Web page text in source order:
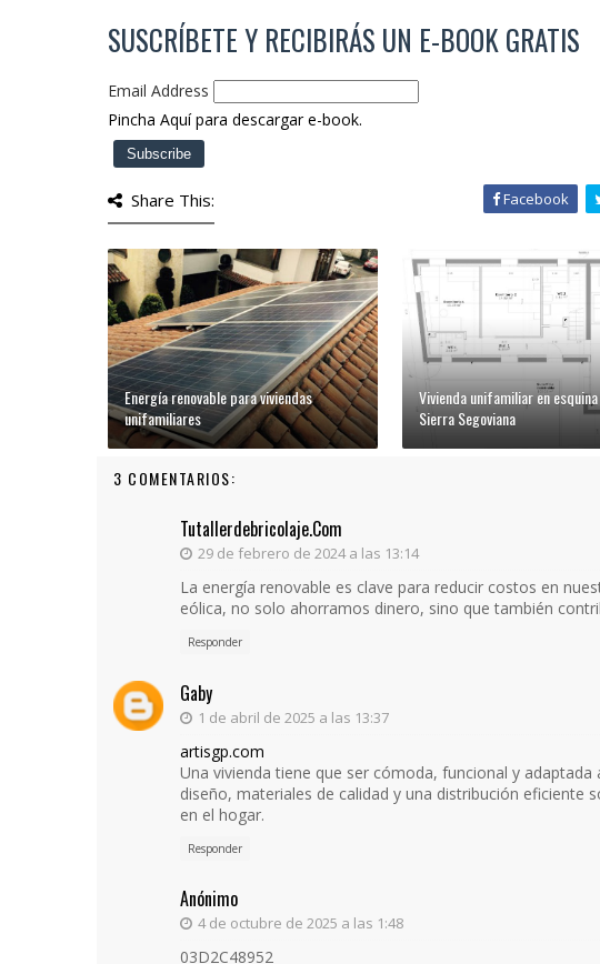
SUSCRÍBETE Y RECIBIRÁS UN E-BOOK GRATIS
Email Address
Pincha Aquí para descargar e-book.
Share This: Facebook
Energía renovable para viviendas
unifamiliares
Vivienda unifamiliar en
Sierra Segoviana
3 COMENTARIOS:
Tutallerdebricolaje.com
29 de febrero de 2024 a las 13:14
La energía renovable es clave para reducir costos en
eólica, no solo ahorramos dinero, sino que también
Responder
Gaby
1 de abril de 2025 a las 13:37
artisgp.com
Una vivienda tiene que ser cómoda, funcional y adaptada
diseño, materiales de calidad y una distribución eficiente
en el hogar.
Responder
Anónimo
4 de octubre de 2025 a las 1:48
03D2C48952